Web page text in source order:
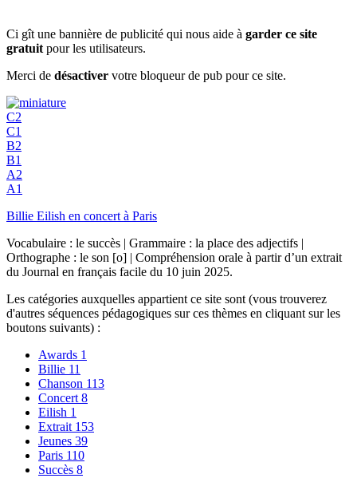
Ci gît une bannière de publicité qui nous aide à garder ce site
gratuit pour les utilisateurs.
Merci de désactiver votre bloqueur de pub pour ce site.
C2
C1
B2
B1
A2
A1
Billie Eilish en concert à Paris
Vocabulaire : le succès | Grammaire : la place des adjectifs |
Orthographe : le son [o] | Compréhension orale à partir d’un extrait
du Journal en français facile du 10 juin 2025.
Les catégories auxquelles appartient ce site sont (vous trouverez
d'autres séquences pédagogiques sur ces thèmes en cliquant sur les
boutons suivants) :
Awards 1
Billie 11
Chanson 113
Concert 8
Eilish 1
Extrait 153
Jeunes 39
Paris 110
Succès 8